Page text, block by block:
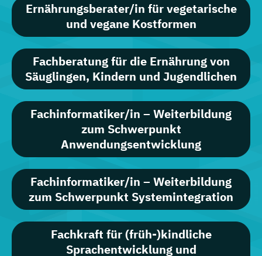
Ernährungsberater/in für vegetarische
und vegane Kostformen
Fachberatung für die Ernährung von
Säuglingen, Kindern und Jugendlichen
Fachinformatiker/in – Weiterbildung
zum Schwerpunkt
Anwendungsentwicklung
Fachinformatiker/in – Weiterbildung
zum Schwerpunkt Systemintegration
Fachkraft für (früh-)kindliche
Sprachentwicklung und